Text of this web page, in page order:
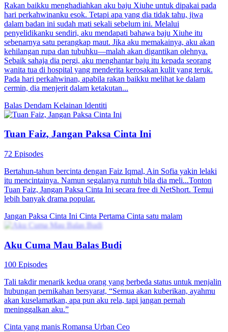
Rakan baikku menghadiahkan aku baju Xiuhe untuk dipakai pada
hari perkahwinanku esok. Tetapi apa yang dia tidak tahu, jiwa
dalam badan ini sudah mati sekali sebelum ini. Melalui
penyelidikanku sendiri, aku mendapati bahawa baju Xiuhe itu
sebenarnya satu perangkap maut. Jika aku memakainya, aku akan
kehilangan rupa dan tubuhku—malah akan digantikan olehnya.
Sebaik sahaja dia pergi, aku menghantar baju itu kepada seorang
wanita tua di hospital yang menderita kerosakan kulit yang teruk.
Pada hari perkahwinan, apabila rakan baikku melihat ke dalam
cermin, dia menjerit dalam ketakutan...
Balas Dendam Kelainan Identiti
Tuan Faiz, Jangan Paksa Cinta Ini
72 Episodes
Bertahun-tahun bercinta dengan Faiz Iqmal, Ain Sofia yakin lelaki
itu mencintainya. Namun segalanya runtuh bila dia meli...Tonton
Tuan Faiz, Jangan Paksa Cinta Ini secara free di NetShort. Temui
lebih banyak drama popular.
Jangan Paksa Cinta Ini Cinta Pertama Cinta satu malam